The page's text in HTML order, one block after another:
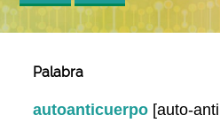
Palabra
autoanticuerpo [auto-